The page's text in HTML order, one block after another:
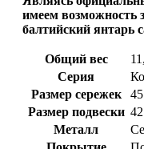
имеем возможность
балтийский янтарь
Общий вес
Серия
Размер сережек
Размер подвески
Металл